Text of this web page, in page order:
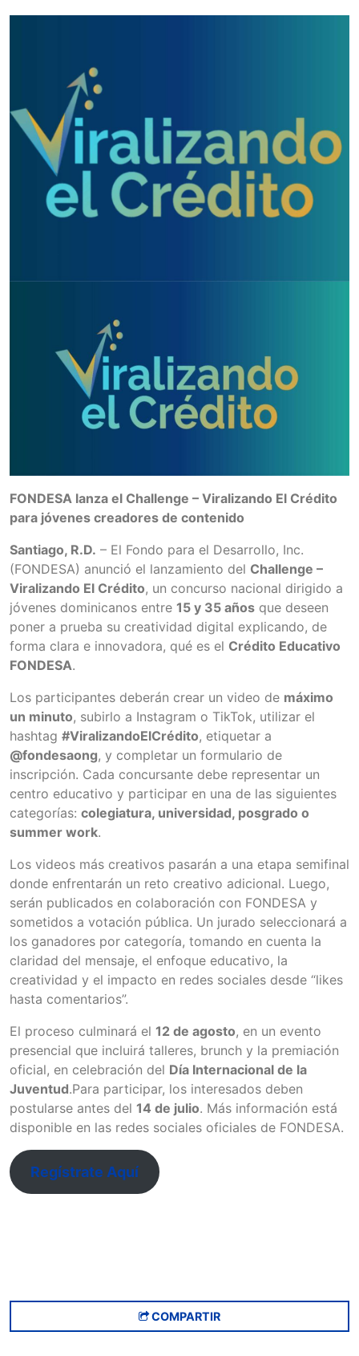
FONDESA lanza el Challenge – Viralizando El Crédito
para jóvenes creadores de contenido
Santiago, R.D. – El Fondo para el Desarrollo, Inc.
(FONDESA) anunció el lanzamiento del Challenge –
Viralizando El Crédito, un concurso nacional dirigido a
jóvenes dominicanos entre 15 y 35 años que deseen
poner a prueba su creatividad digital explicando, de
forma clara e innovadora, qué es el Crédito Educativo
FONDESA.
Los participantes deberán crear un video de máximo
un minuto, subirlo a Instagram o TikTok, utilizar el
hashtag #ViralizandoElCrédito, etiquetar a
@fondesaong, y completar un formulario de
inscripción. Cada concursante debe representar un
centro educativo y participar en una de las siguientes
categorías: colegiatura, universidad, posgrado o
summer work.
Los videos más creativos pasarán a una etapa semifinal
donde enfrentarán un reto creativo adicional. Luego,
serán publicados en colaboración con FONDESA y
sometidos a votación pública. Un jurado seleccionará a
los ganadores por categoría, tomando en cuenta la
claridad del mensaje, el enfoque educativo, la
creatividad y el impacto en redes sociales desde “likes
hasta comentarios”.
El proceso culminará el 12 de agosto, en un evento
presencial que incluirá talleres, brunch y la premiación
oficial, en celebración del Día Internacional de la
Juventud.Para participar, los interesados deben
postularse antes del 14 de julio. Más información está
disponible en las redes sociales oficiales de FONDESA.
Regístrate Aquí
COMPARTIR